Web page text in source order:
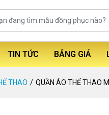
TIN TỨC BẢNG GIÁ
THAO QUẦN ÁO THỂ THAO